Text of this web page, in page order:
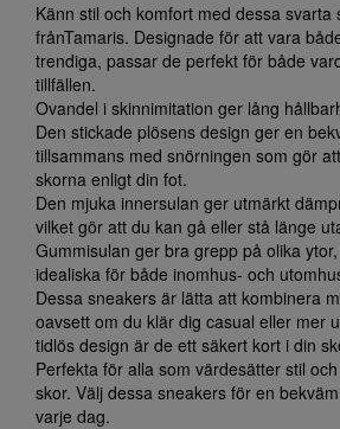
Känn stil och komfort med dessa svarta
frånTamaris. Designade för att vara
trendiga, passar de perfekt för både
tillfällen.
Ovandel i skinnimitation ger lång
Den stickade plösens design ger en
tillsammans med snörningen som gör
skorna enligt din fot.
Den mjuka innersulan ger utmärkt
vilket gör att du kan gå eller stå länge
Gummisulan ger bra grepp på olika
idealiska för både inomhus- och
Dessa sneakers är lätta att kombinera
oavsett om du klär dig casual eller mer
tidlös design är de ett säkert kort i din
Perfekta för alla som värdesätter stil
skor. Välj dessa sneakers för en
varje dag.